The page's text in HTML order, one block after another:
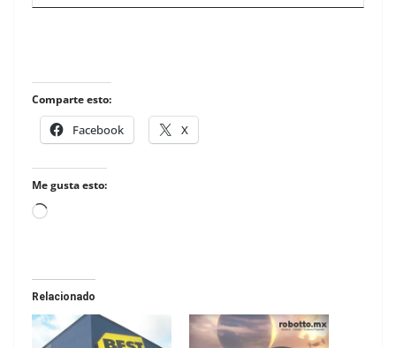
Comparte esto:
Facebook X
Me gusta esto:
Loading…
Relacionado